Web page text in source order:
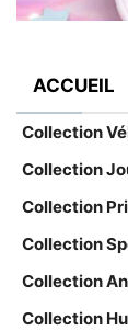
ACCUEIL
Collection
Collection
Collection
Collection
Collection
Collection